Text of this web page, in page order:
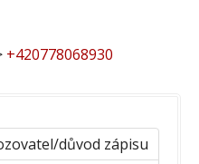
+420778068930
důvod zápisu